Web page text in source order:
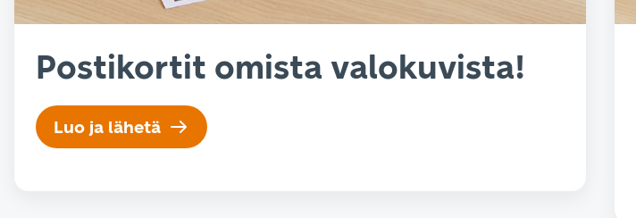
Postikortit omista valokuvista!
Luo ja lähetä